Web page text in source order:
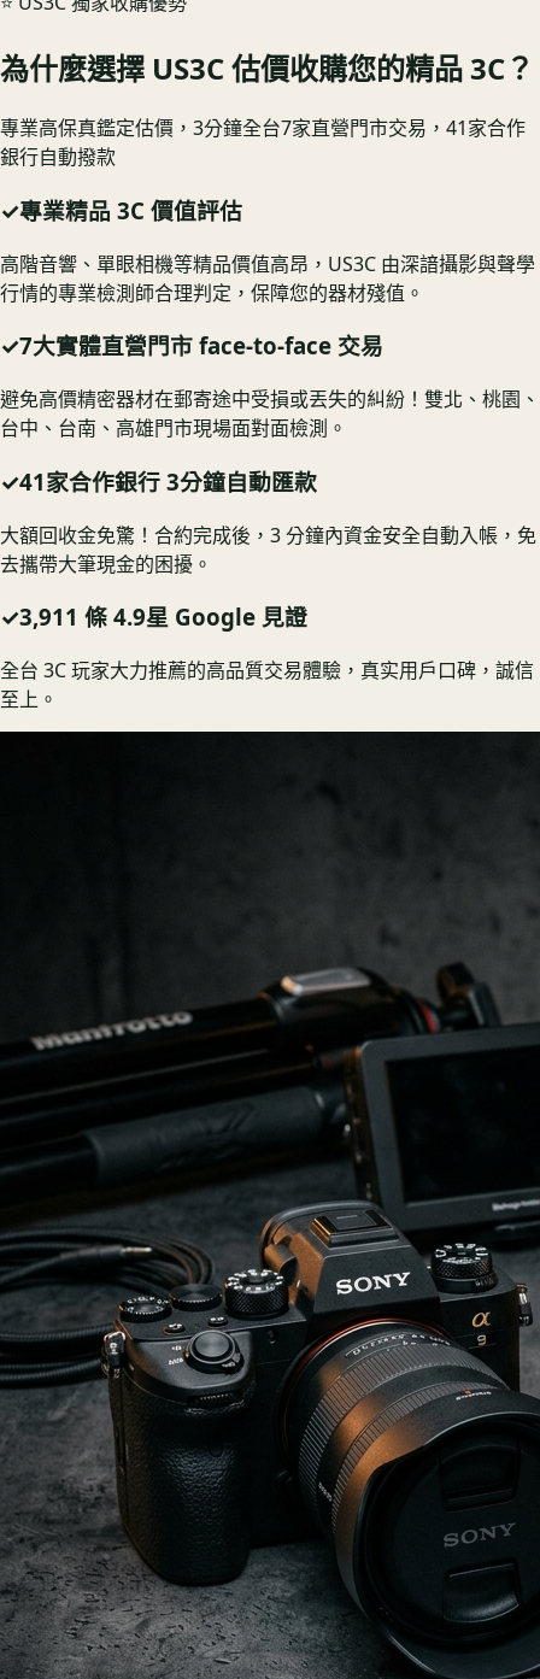
為什麼選擇 US3C 估價收購您的精品 3C？
專業高保真鑑定估價，3分鐘全台7家直營門市交易，41家合作
銀行自動撥款
✓專業精品 3C 價值評估
高階音響、單眼相機等精品價值高昂，US3C 由深諳攝影與聲學
行情的專業檢測師合理判定，保障您的器材殘值。
✓7大實體直營門市 face-to-face 交易
避免高價精密器材在郵寄途中受損或丟失的糾紛！雙北、桃園、
台中、台南、高雄門市現場面對面檢測。
✓41家合作銀行 3分鐘自動匯款
大額回收金免驚！合約完成後，3 分鐘內資金安全自動入帳，免
去攜帶大筆現金的困擾。
✓3,911 條 4.9星 Google 見證
全台 3C 玩家大力推薦的高品質交易體驗，真实用戶口碑，誠信
至上。